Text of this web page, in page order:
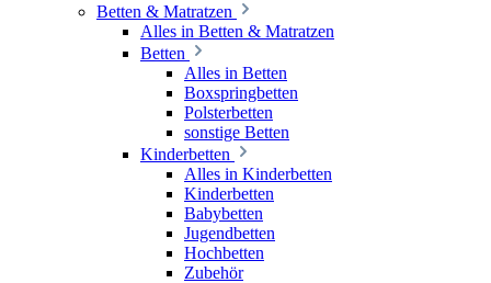
Betten & Matratzen
Alles in Betten & Matratzen
Betten
Alles in Betten
Boxspringbetten
Polsterbetten
sonstige Betten
Kinderbetten
Alles in Kinderbetten
Kinderbetten
Babybetten
Jugendbetten
Hochbetten
Zubehör